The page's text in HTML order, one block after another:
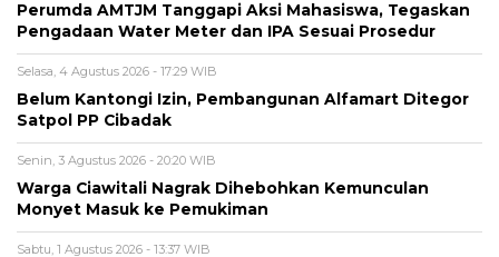
Perumda AMTJM Tanggapi Aksi Mahasiswa, Tegaskan
Pengadaan Water Meter dan IPA Sesuai Prosedur
Selasa, 4 Agustus 2026 - 17:29 WIB
Belum Kantongi Izin, Pembangunan Alfamart Ditegor
Satpol PP Cibadak
Senin, 3 Agustus 2026 - 20:20 WIB
Warga Ciawitali Nagrak Dihebohkan Kemunculan
Monyet Masuk ke Pemukiman
Sabtu, 1 Agustus 2026 - 13:37 WIB